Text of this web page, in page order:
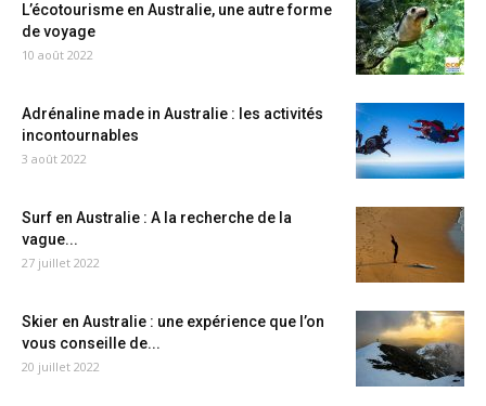
L’écotourisme en Australie, une autre forme
de voyage
10 août 2022
Adrénaline made in Australie : les activités
incontournables
3 août 2022
Surf en Australie : A la recherche de la
vague...
27 juillet 2022
Skier en Australie : une expérience que l’on
vous conseille de...
20 juillet 2022